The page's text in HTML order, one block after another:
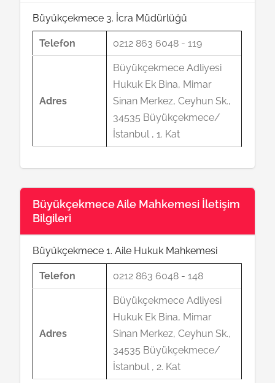
Büyükçekmece 3. İcra Müdürlüğü
Telefon 0212 863 6048 - 119
Adres
Büyükçekmece Adliyesi
Hukuk Ek Bina, Mimar
Sinan Merkez, Ceyhun Sk.,
34535 Büyükçekmece/
İstanbul , 1. Kat
Büyükçekmece Aile Mahkemesi İletişim
Bilgileri
Büyükçekmece 1. Aile Hukuk Mahkemesi
Telefon 0212 863 6048 - 148
Adres
Büyükçekmece Adliyesi
Hukuk Ek Bina, Mimar
Sinan Merkez, Ceyhun Sk.,
34535 Büyükçekmece/
İstanbul , 2. Kat